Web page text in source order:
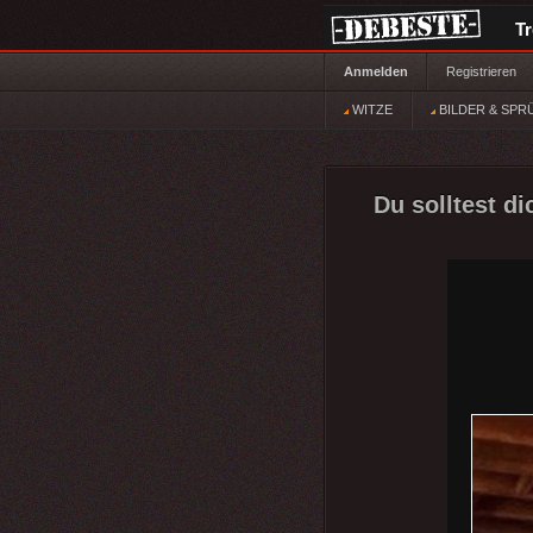
Anmelden Registrieren
WITZE BILDER &
Du solltest